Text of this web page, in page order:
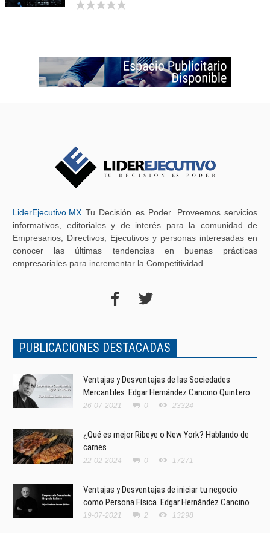
LiderEjecutivo.MX Tu Decisión es Poder. Proveemos servicios
informativos, editoriales y de interés para la comunidad de
Empresarios, Directivos, Ejecutivos y personas interesadas en
conocer las últimas tendencias en buenas prácticas
empresariales para incrementar la Competitividad.
PUBLICACIONES DESTACADAS
Ventajas y Desventajas de las Sociedades
Mercantiles. Edgar Hernández Cancino Quintero
26-07-2021 0 23324
¿Qué es mejor Ribeye o New York? Hablando de
carnes
22-02-2024 0 17271
Ventajas y Desventajas de iniciar tu negocio
como Persona Física. Edgar Hernández Cancino
19-07-2021 2 13298